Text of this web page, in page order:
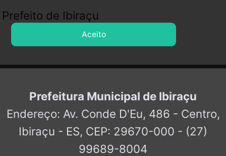
Aceito
Prefeito de Ibiraçu
Prefeitura Municipal de Ibiraçu
Endereço: Av. Conde D'Eu, 486 - Centro,
Ibiraçu - ES, CEP: 29670-000 - (27)
99689-8004